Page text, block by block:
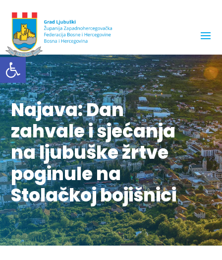
Najava: Dan
zahvale i sjećanja
na ljubuške žrtve
poginule na
Stolačkoj bojišnici
Open toolbar